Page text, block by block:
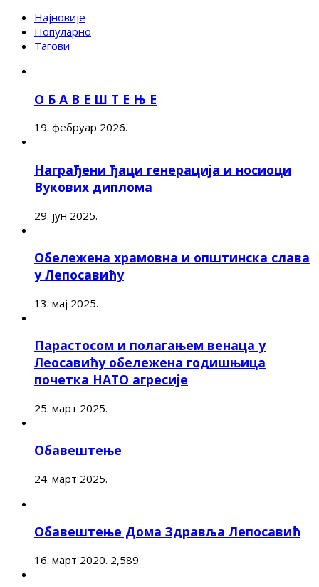
Најновије
Популарно
Тагови
О Б А В Е Ш Т Е Њ Е
19. фебруар 2026.
Награђени ђаци генерација и носиоци
Вукових диплома
29. јун 2025.
Обележена храмовна и општинска слава
у Лепосавићу
13. мај 2025.
Парастосом и полагањем венаца у
Леосавићу обележена годишњица
почетка НАТО агресије
25. март 2025.
Обавештење
24. март 2025.
Обавештење Дома Здравља Лепосавић
16. март 2020. 2,589